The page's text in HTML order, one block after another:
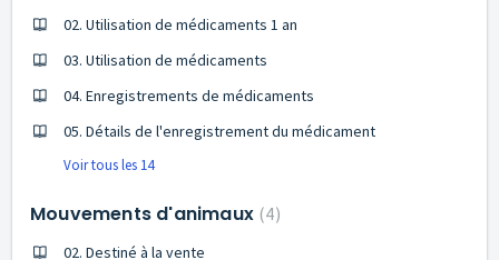
02. Utilisation de médicaments 1 an
03. Utilisation de médicaments
04. Enregistrements de médicaments
05. Détails de l'enregistrement du médicament
Voir tous les 14
Mouvements d'animaux 4
02. Destiné à la vente